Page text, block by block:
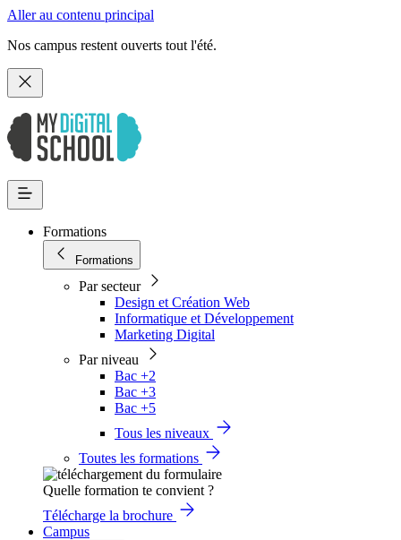
Aller au contenu principal
Nos campus restent ouverts tout l'été.
Formations
Formations
Par secteur
Design et Création Web
Informatique et Développement
Marketing Digital
Par niveau
Bac +2
Bac +3
Bac +5
Tous les niveaux
Toutes les formations
Quelle formation te convient ?
Télécharge la brochure
Campus